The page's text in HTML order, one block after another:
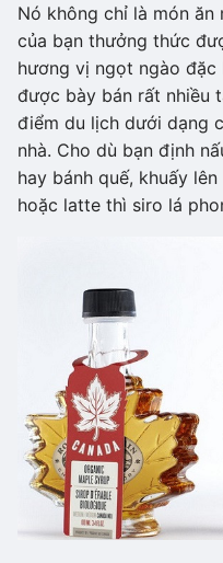
Nó không chỉ là món
của bạn thưởng thức
hương vị ngọt ngào đặc
được bày bán rất nhiều
điểm du lịch dưới dạng
nhà. Cho dù bạn định
hay bánh quế, khuấy
hoặc latte thì siro lá